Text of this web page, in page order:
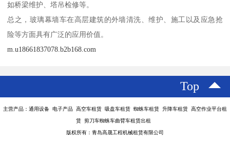
如桥梁维护、塔吊检修等。
总之，玻璃幕墙车在高层建筑的外墙清洗、维护、施工以及应急抢
险等方面具有广泛的应用价值。
m.u18661837078.b2b168.com
Top
主营产品：通用设备 电子产品 高空车租赁 吸盘车租赁 蜘蛛车租赁 升降车租赁 高空作业平台租
赁 剪刀车蜘蛛车曲臂车租赁出租
版权所有：青岛高晟工程机械租赁有限公司